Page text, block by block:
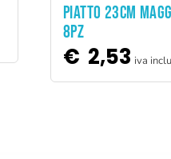
ADD
PIATTO 23CM
8PZ
€ 2,53 iva